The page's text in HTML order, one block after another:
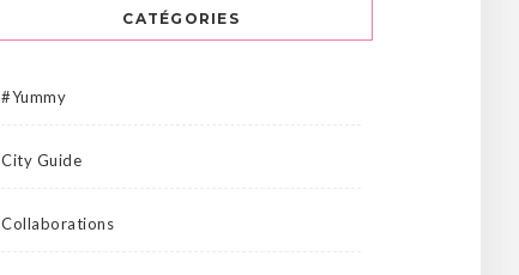
CATÉGORIES
#Yummy
City Guide
Collaborations